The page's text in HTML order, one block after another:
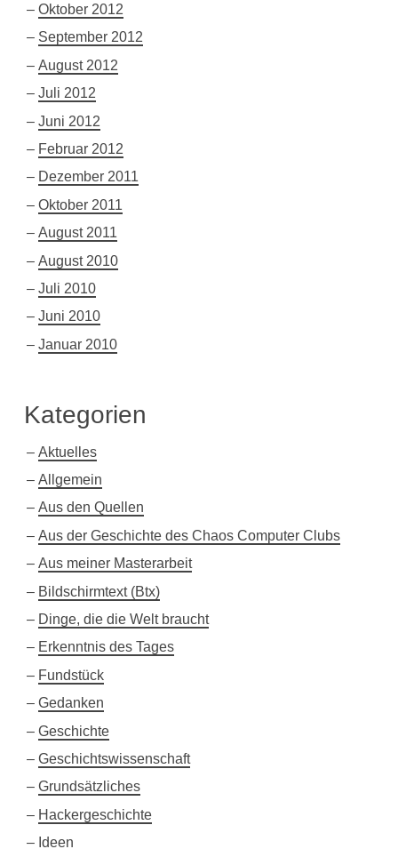
Oktober 2012
September 2012
August 2012
Juli 2012
Juni 2012
Februar 2012
Dezember 2011
Oktober 2011
August 2011
August 2010
Juli 2010
Juni 2010
Januar 2010
Kategorien
Aktuelles
Allgemein
Aus den Quellen
Aus der Geschichte des Chaos Computer Clubs
Aus meiner Masterarbeit
Bildschirmtext (Btx)
Dinge, die die Welt braucht
Erkenntnis des Tages
Fundstück
Gedanken
Geschichte
Geschichtswissenschaft
Grundsätzliches
Hackergeschichte
Ideen